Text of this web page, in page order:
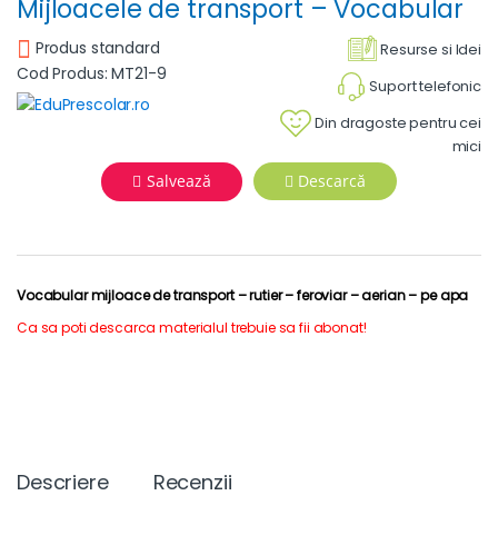
Mijloacele de transport – Vocabular
Resurse si Idei
Suport telefonic
Din dragoste pentru cei
mici
Produs standard
Cod Produs: MT21-9
Salvează Descarcă
Vocabular mijloace de transport – rutier – feroviar – aerian – pe apa
Ca sa poti descarca materialul trebuie sa fii abonat!
Descriere Recenzii